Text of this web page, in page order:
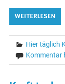
WEITERLESEN
Hier täglich
Kommentar